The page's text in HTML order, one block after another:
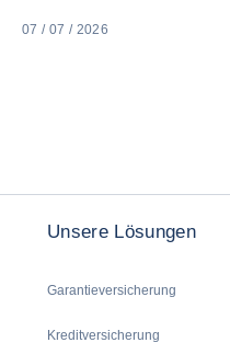
07 / 07 / 2026
Unsere Lösungen
Garantieversicherung
Kreditversicherung